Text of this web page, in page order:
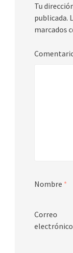
Tu
publicada.
marcados
Nombre *
Correo
electrónico